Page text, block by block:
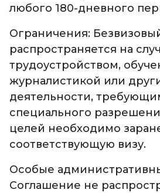
любого 180-дневного
Ограничения:
распространяется на
трудоустройством,
журналистикой или
деятельности,
специального
целей необходимо
соответствующую визу.
Особые
Соглашение не